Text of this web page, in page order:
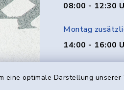
optimale Darstellung
08:00 - 12:30
Montag
14:00 - 16:00
14:00 - 18:00